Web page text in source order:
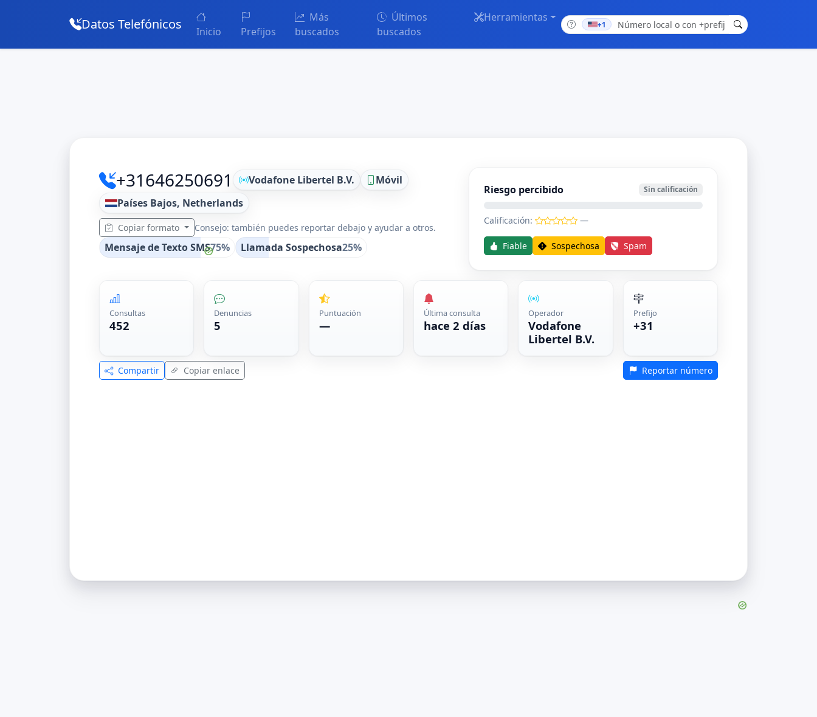
Datos Telefónicos Inicio Prefijos
Más
buscados
Últimos
buscados
Herramientas
+1
+31646250691 Vodafone Libertel B.V.
Móvil
Países Bajos, Netherlands
Copiar formato Consejo: también puedes reportar debajo y ayudar a otros.
Mensaje de Texto SMS75% Llamada Sospechosa25%
Riesgo percibido Sin calificación
Calificación: —
Fiable Sospechosa Spam
Consultas
452
Denuncias
5
Puntuación
—
Última consulta
hace 2 días
Operador
Vodafone
Libertel B.V.
Prefijo
+31
Compartir Copiar enlace Reportar número